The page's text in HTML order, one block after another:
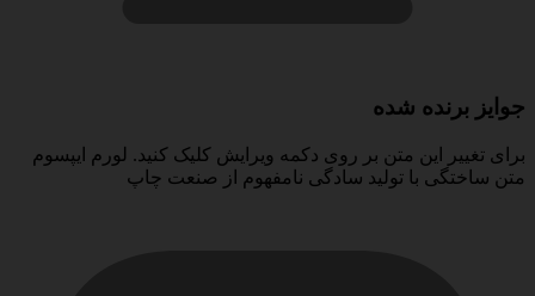
جوایز برنده شده
برای تغییر این متن بر روی دکمه ویرایش کلیک کنید. لورم ایپسوم
متن ساختگی با تولید سادگی نامفهوم از صنعت چاپ